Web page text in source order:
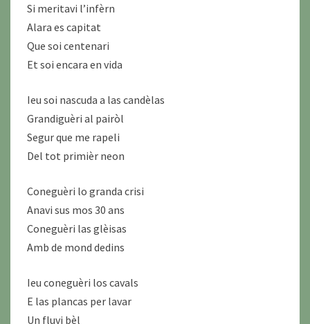
Si meritavi l’infèrn
Alara es capitat
Que soi centenari
Et soi encara en vida
Ieu soi nascuda a las candèlas
Grandiguèri al pairòl
Segur que me rapeli
Del tot primièr neon
Coneguèri lo granda crisi
Anavi sus mos 30 ans
Coneguèri las glèisas
Amb de mond dedins
Ieu coneguèri los cavals
E las plancas per lavar
Un fluvi bèl